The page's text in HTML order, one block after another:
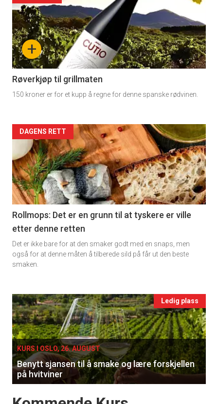
×
Få ukentlige nyhetsbrev fra
Apéritif
Vi tilbyr flere ukentlige nyhetsbrev. Du
kan fritt velge hvilke du ønsker å få
tilsendt.
Registrer deg
detail
-
section
11
Dagens
rett
2
+
Røverkjøp til grillmaten
150 kroner er for et kupp å regne for denne spanske rødvinen.
Artikler
detail
-
section
11
Ukens
vin
DAGENS RETT
Rollmops: Det er en grunn til at tyskere er ville
etter denne retten
Det er ikke bare for at den smaker godt med en snaps, men
også for at denne måten å tilberede sild på får ut den beste
smaken.
Events
single
Ledig plass
KURS I OSLO, 26. AUGUST
Benytt sjansen til å smake og lære forskjellen
på hvitviner